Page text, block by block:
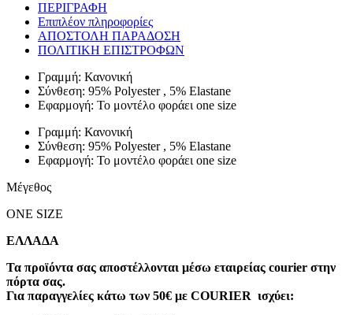
ΠΕΡΙΓΡΑΦΗ
Επιπλέον πληροφορίες
ΑΠΟΣΤΟΛΗ ΠΑΡΑΔΟΣΗ
ΠΟΛΙΤΙΚΗ ΕΠΙΣΤΡΟΦΩΝ
Γραμμή: Κανονική
Σύνθεση: 95% Polyester , 5% Elastane
Εφαρμογή: Το μοντέλο φοράει one size
Γραμμή: Κανονική
Σύνθεση: 95% Polyester , 5% Elastane
Εφαρμογή: Το μοντέλο φοράει one size
Μέγεθος
ONE SIZE
ΕΛΛΑΔΑ
Τα προϊόντα σας αποστέλλονται μέσω εταιρείας courier στην
πόρτα σας.
Για παραγγελίες κάτω των 50€ με COURIER ισχύει: